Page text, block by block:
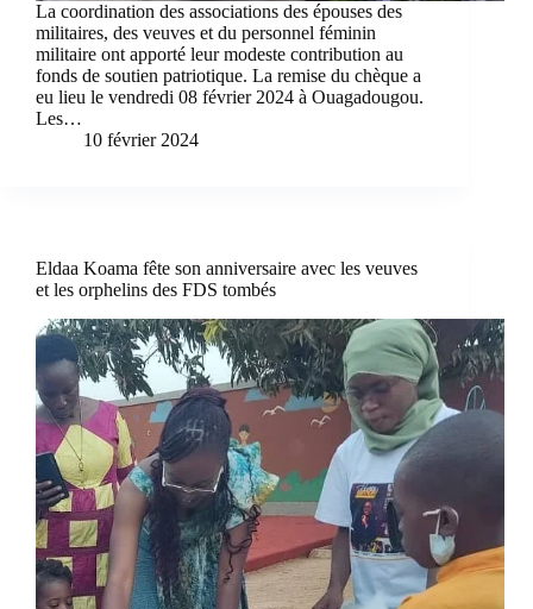
La coordination des associations des épouses des
militaires, des veuves et du personnel féminin
militaire ont apporté leur modeste contribution au
fonds de soutien patriotique. La remise du chèque a
eu lieu le vendredi 08 février 2024 à Ouagadougou.
Les…
10 février 2024
Eldaa Koama fête son anniversaire avec les veuves
et les orphelins des FDS tombés